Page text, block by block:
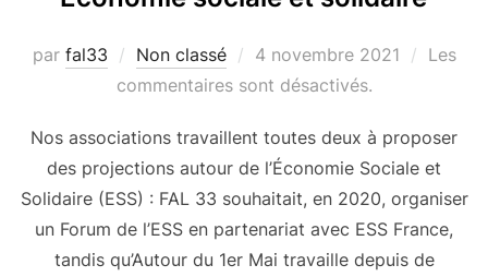
par fal33 Non classé
Publié
le
4 novembre 2021
Les
commentaires sont désactivés.
Nos associations travaillent toutes deux à proposer
des projections autour de l’Économie Sociale et
Solidaire (ESS) : FAL 33 souhaitait, en 2020, organiser
un Forum de l’ESS en partenariat avec ESS France,
tandis qu’Autour du 1er Mai travaille depuis de